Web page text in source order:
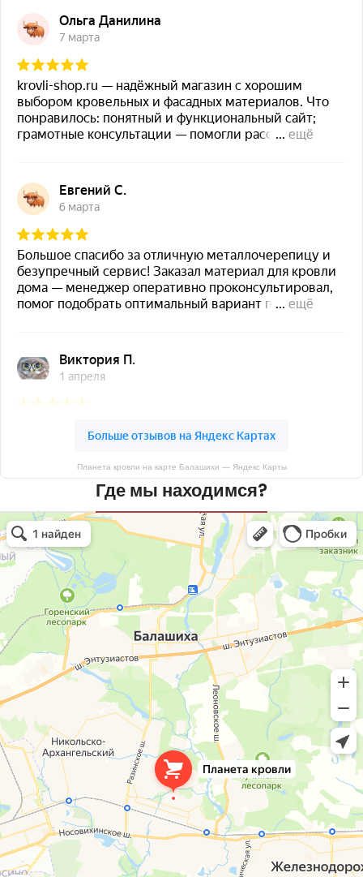
Планета кровли на карте Балашихи — Яндекс Карты
Где мы находимся?
Планета кровли
Кровля и кровельные материалы в Балашихе
Окна в Балашихе